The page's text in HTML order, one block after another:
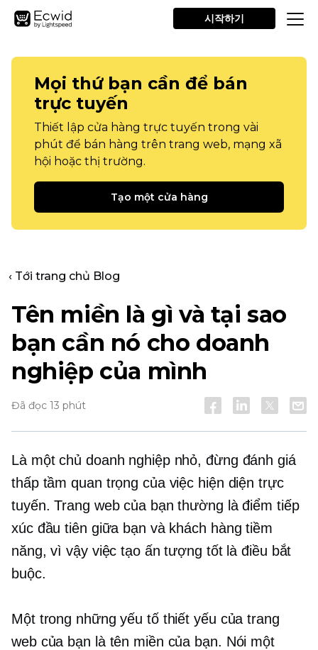
시작하기
Mọi thứ bạn cần để bán
trực tuyến
Thiết lập cửa hàng trực tuyến trong vài
phút để bán hàng trên trang web, mạng xã
hội hoặc thị trường.
Tạo một cửa hàng
‹ Tới trang chủ Blog
Tên miền là gì và tại sao
bạn cần nó cho doanh
nghiệp của mình
Đã đọc 13 phút
Là một chủ doanh nghiệp nhỏ, đừng đánh giá
thấp tầm quan trọng của việc hiện diện trực
tuyến. Trang web của bạn thường là điểm tiếp
xúc đầu tiên giữa bạn và khách hàng tiềm
năng, vì vậy việc tạo ấn tượng tốt là điều bắt
buộc.
Một trong những yếu tố thiết yếu của trang
web của bạn là tên miền của bạn. Nói một